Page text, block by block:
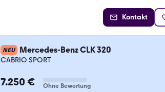
Kontakt
NEU Mercedes-Benz CLK 320
CABRIO SPORT
7.250 € Ohne Bewertung